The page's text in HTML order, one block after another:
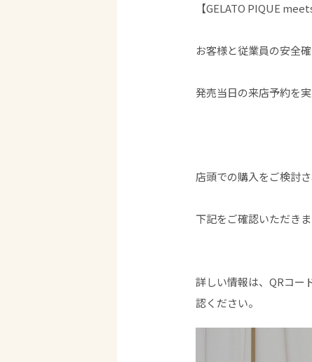
【GELATO PIQUE
お客様と従業員の安全
発売当日の来店予約を
店頭での購入をご検討
下記をご確認いただき
詳しい情報は、QRコー
認ください。